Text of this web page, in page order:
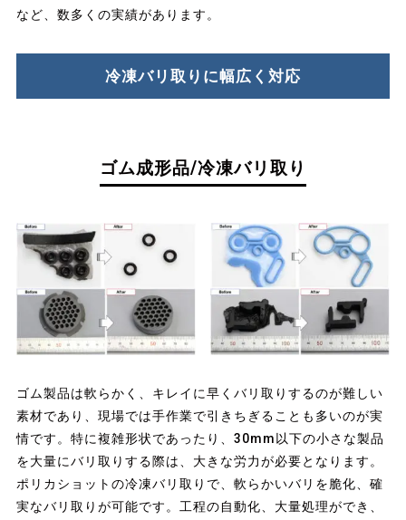
など、数多くの実績があります。
冷凍バリ取りに幅広く対応
ゴム成形品/冷凍バリ取り
ゴム製品は軟らかく、キレイに早くバリ取りするのが難しい
素材であり、現場では手作業で引きちぎることも多いのが実
情です。特に複雑形状であったり、30mm以下の小さな製品
を大量にバリ取りする際は、大きな労力が必要となります。
ポリカショットの冷凍バリ取りで、軟らかいバリを脆化、確
実なバリ取りが可能です。工程の自動化、大量処理ができ、